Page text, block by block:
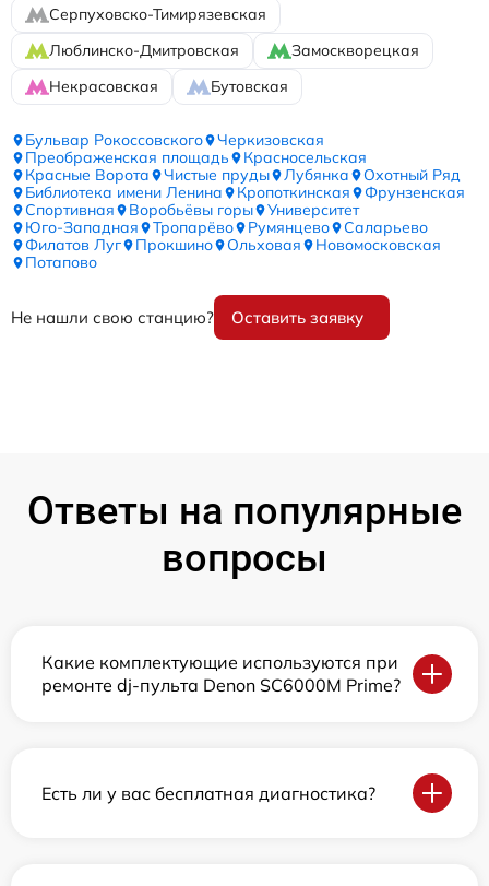
Серпуховско-Тимирязевская
Люблинско-Дмитровская
Замоскворецкая
Некрасовская
Бутовская
Бульвар Рокоссовского
Черкизовская
Преображенская площадь
Красносельская
Красные Ворота
Чистые пруды Лубянка
Охотный Ряд
Библиотека имени Ленина
Кропоткинская
Фрунзенская
Спортивная
Воробьёвы горы
Университет
Юго-Западная
Тропарёво Румянцево
Саларьево
Филатов Луг
Прокшино Ольховая
Новомосковская
Потапово
Не нашли свою станцию? Оставить заявку
Ответы на популярные
вопросы
Какие комплектующие используются при
ремонте dj-пульта Denon SC6000M Prime?
Есть ли у вас бесплатная диагностика?